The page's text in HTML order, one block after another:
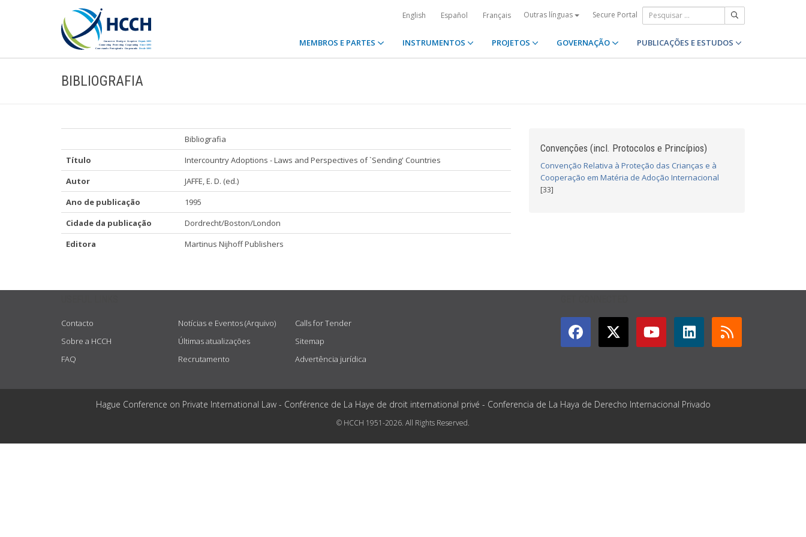
English Español Français Outras línguas Secure Portal
MEMBROS E PARTES INSTRUMENTOS PROJETOS GOVERNAÇÃO PUBLICAÇÕES E ESTUDOS
BIBLIOGRAFIA
Bibliografia
Título
Intercountry Adoptions - Laws and Perspectives of `Sending' Countries
Autor
JAFFE, E. D. (ed.)
Ano de publicação
1995
Cidade da publicação
Dordrecht/Boston/London
Editora
Martinus Nijhoff Publishers
Convenções (incl. Protocolos e Princípios)
Convenção Relativa à Proteção das Crianças e à
Cooperação em Matéria de Adoção Internacional
[33]
Contacto
Sobre a HCCH
FAQ
Notícias e Eventos (Arquivo)
Últimas atualizações
Recrutamento
Calls for Tender
Sitemap
Advertência jurídica
Hague Conference on Private International Law - Conférence de La Haye de droit international privé - Conferencia de La Haya de Derecho Internacional Privado
© HCCH 1951-2026. All Rights Reserved.